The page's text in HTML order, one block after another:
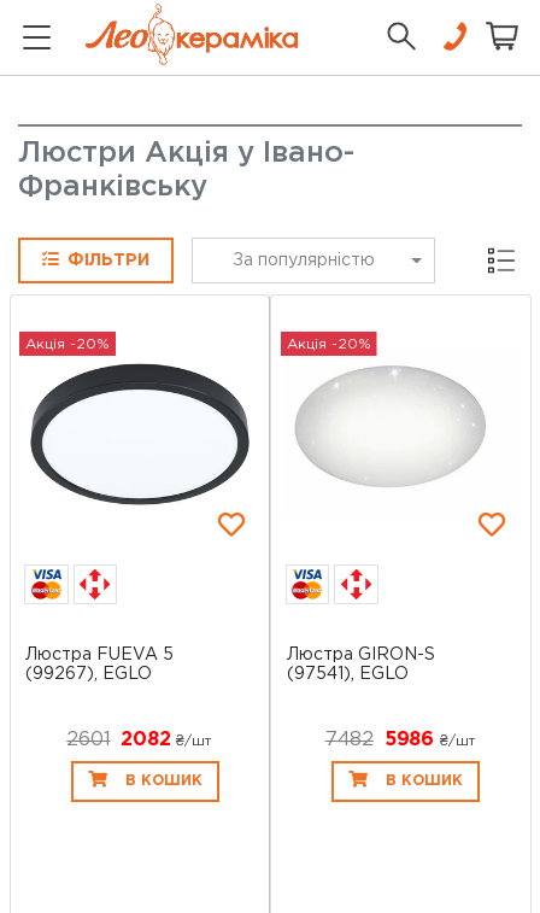
Люстри Акція у Івано-
Франківську
ФІЛЬТРИ За популярністю Сітка
Акція -20%
Люстра FUEVA 5
(99267), EGLO
2601 2082₴/шт
В КОШИК
Акція -20%
Люстра GIRON-S
(97541), EGLO
7482 5986 ₴/шт
В КОШИК